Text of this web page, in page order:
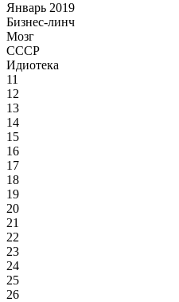
Январь 2019
Бизнес-линч
Мозг
СССР
Идиотека
11
12
13
14
15
16
17
18
19
20
21
22
23
24
25
26